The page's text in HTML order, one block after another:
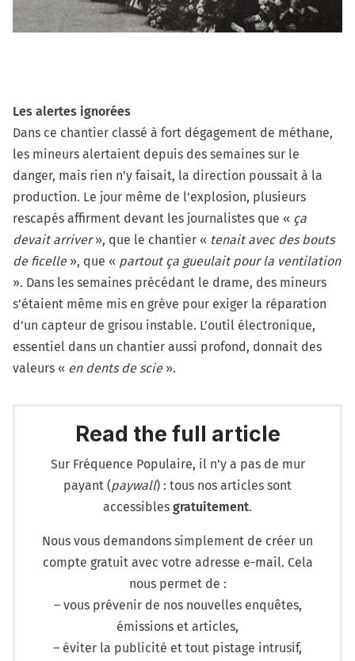
Les alertes ignorées
Dans ce chantier classé à fort dégagement de méthane,
les mineurs alertaient depuis des semaines sur le
danger, mais rien n’y faisait, la direction poussait à la
production. Le jour même de l’explosion, plusieurs
rescapés affirment devant les journalistes que « ça
devait arriver», que le chantier « tenait avec des bouts
de ficelle», que « partout ça gueulait pour la ventilation
». Dans les semaines précédant le drame, des mineurs
s’étaient même mis en grève pour exiger la réparation
d’un capteur de grisou instable. L’outil électronique,
essentiel dans un chantier aussi profond, donnait des
valeurs « en dents de scie».
Read the full article
Sur Fréquence Populaire, il n’y a pas de mur
payant (paywall) : tous nos articles sont
accessibles gratuitement.
Nous vous demandons simplement de créer un
compte gratuit avec votre adresse e-mail. Cela
nous permet de :
– vous prévenir de nos nouvelles enquêtes,
émissions et articles,
– éviter la publicité et tout pistage intrusif,